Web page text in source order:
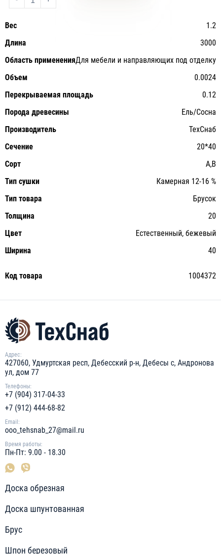
Вес
1.2
Длина
3000
Область примененияДля мебели и направляющих под отделку
Объем
0.0024
Перекрываемая площадь
0.12
Порода древесины
Ель/Сосна
Производитель
ТехСнаб
Сечение
20*40
Сорт
A,B
Тип сушки
Камерная 12-16 %
Тип товара
Брусок
Толщина
20
Цвет
Естественный, бежевый
Ширина
40
Код товара 1004372
Адрес:
427060, Удмуртская респ, Дебесский р-н, Дебесы с, Андронова
ул, дом 77
Телефоны:
+7 (904) 317-04-33
+7 (912) 444-68-82
Email:
ooo_tehsnab_27@mail.ru
Время работы:
Пн-Пт: 9.00 - 18.30
Доска обрезная
Доска шпунтованная
Брус
Шпон березовый